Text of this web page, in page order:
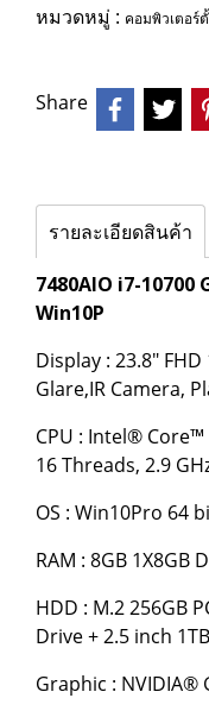
หมวดหมู่ : คอมพิวเตอร์
Share
รายละเอียดสินค้า
7480AIO i7-10700
Win10P
Display : 23.8"
Glare,IR Camera,
CPU : Intel® Core™
16 Threads, 2.9
OS : Win10Pro 64
RAM : 8GB 1X8GB
HDD : M.2 256GB
Drive + 2.5 inch
Graphic : NVIDIA®